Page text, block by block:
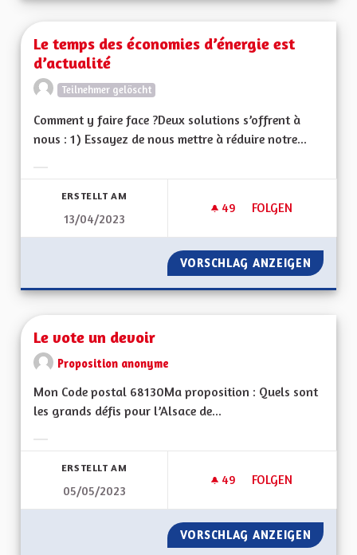
Le temps des économies d’énergie est
d’actualité
Teilnehmer gelöscht
Comment y faire face ?Deux solutions s’offrent à
nous : 1) Essayez de nous mettre à réduire notre...
ERSTELLT AM
13/04/2023
49 49 FOLLOWER
FOLGEN
LE TEMPS DES
VORSCHLAG ANZEIGEN LE
Le vote un devoir
Proposition anonyme
Mon Code postal 68130Ma proposition : Quels sont
les grands défis pour l’Alsace de...
ERSTELLT AM
05/05/2023
49 49 FOLLOWER
FOLGEN
LE VOTE UN
VORSCHLAG ANZEIGEN LE